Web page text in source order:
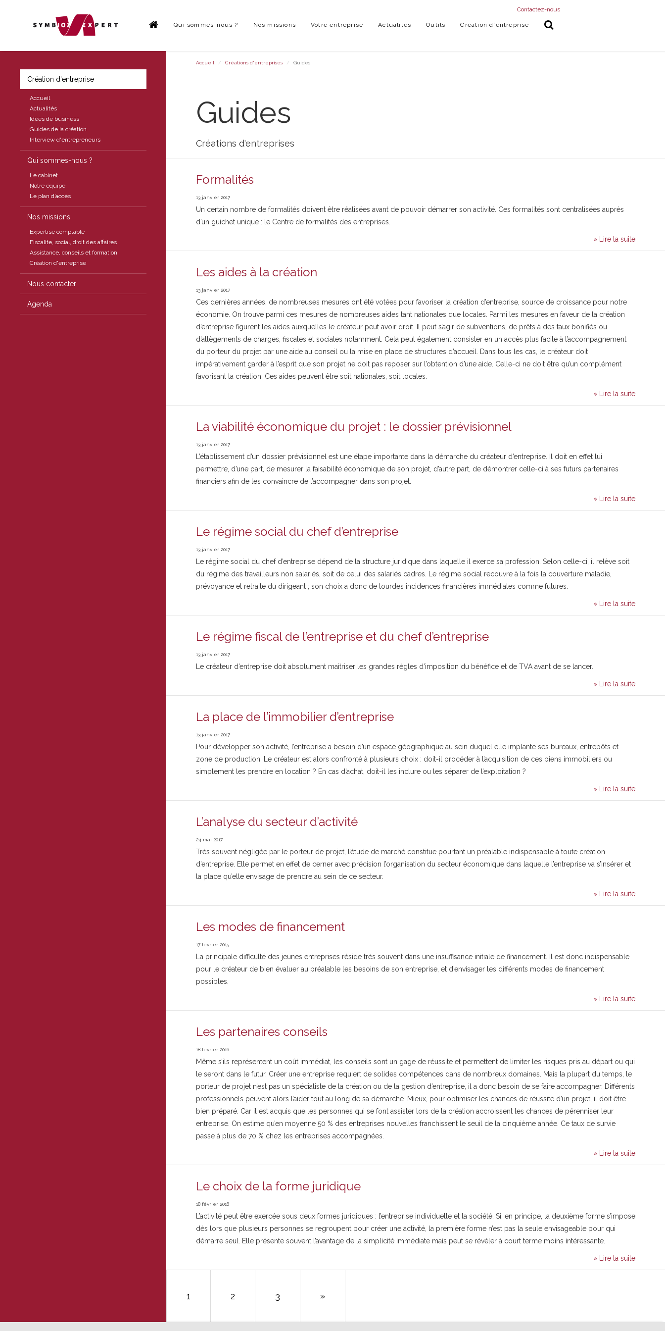
Qui sommes-nous ? Nos missions Votre entreprise Actualités Outils Création d'entreprise
Contactez-nous
Création d'entreprise
Accueil
Actualités
Idées de business
Guides de la création
Interview d'entrepreneurs
Qui sommes-nous ?
Le cabinet
Notre équipe
Le plan d’accès
Nos missions
Expertise comptable
Fiscalite, social, droit des affaires
Assistance, conseils et formation
Création d'entreprise
Nous contacter
Agenda
Accueil Créations d'entreprises Guides
Guides
Créations d'entreprises
Formalités
13 janvier 2017
Un certain nombre de formalités doivent être réalisées avant de pouvoir démarrer son activité. Ces formalités sont centralisées auprès
d’un guichet unique : le Centre de formalités des entreprises.
» Lire la suite
Les aides à la création
13 janvier 2017
Ces dernières années, de nombreuses mesures ont été votées pour favoriser la création d’entreprise, source de croissance pour notre
économie. On trouve parmi ces mesures de nombreuses aides tant nationales que locales. Parmi les mesures en faveur de la création
d’entreprise figurent les aides auxquelles le créateur peut avoir droit. Il peut s’agir de subventions, de prêts à des taux bonifiés ou
d’allègements de charges, fiscales et sociales notamment. Cela peut également consister en un accès plus facile à l’accompagnement
du porteur du projet par une aide au conseil ou la mise en place de structures d’accueil. Dans tous les cas, le créateur doit
impérativement garder à l’esprit que son projet ne doit pas reposer sur l’obtention d’une aide. Celle-ci ne doit être qu’un complément
favorisant la création. Ces aides peuvent être soit nationales, soit locales.
» Lire la suite
La viabilité économique du projet : le dossier prévisionnel
13 janvier 2017
L’établissement d’un dossier prévisionnel est une étape importante dans la démarche du créateur d’entreprise. Il doit en effet lui
permettre, d’une part, de mesurer la faisabilité économique de son projet, d’autre part, de démontrer celle-ci à ses futurs partenaires
financiers afin de les convaincre de l’accompagner dans son projet.
» Lire la suite
Le régime social du chef d’entreprise
13 janvier 2017
Le régime social du chef d’entreprise dépend de la structure juridique dans laquelle il exerce sa profession. Selon celle-ci, il relève soit
du régime des travailleurs non salariés, soit de celui des salariés cadres. Le régime social recouvre à la fois la couverture maladie,
prévoyance et retraite du dirigeant ; son choix a donc de lourdes incidences financières immédiates comme futures.
» Lire la suite
Le régime fiscal de l’entreprise et du chef d’entreprise
13 janvier 2017
Le créateur d’entreprise doit absolument maîtriser les grandes règles d’imposition du bénéfice et de TVA avant de se lancer.
» Lire la suite
La place de l’immobilier d’entreprise
13 janvier 2017
Pour développer son activité, l’entreprise a besoin d’un espace géographique au sein duquel elle implante ses bureaux, entrepôts et
zone de production. Le créateur est alors confronté à plusieurs choix : doit-il procéder à l’acquisition de ces biens immobiliers ou
simplement les prendre en location ? En cas d’achat, doit-il les inclure ou les séparer de l’exploitation ?
» Lire la suite
L’analyse du secteur d’activité
24 mai 2017
Très souvent négligée par le porteur de projet, l’étude de marché constitue pourtant un préalable indispensable à toute création
d’entreprise. Elle permet en effet de cerner avec précision l’organisation du secteur économique dans laquelle l’entreprise va s’insérer et
la place qu’elle envisage de prendre au sein de ce secteur.
» Lire la suite
Les modes de financement
17 février 2015
La principale difficulté des jeunes entreprises réside très souvent dans une insuffisance initiale de financement. Il est donc indispensable
pour le créateur de bien évaluer au préalable les besoins de son entreprise, et d’envisager les différents modes de financement
possibles.
» Lire la suite
Les partenaires conseils
18 février 2016
Même s’ils représentent un coût immédiat, les conseils sont un gage de réussite et permettent de limiter les risques pris au départ ou qui
le seront dans le futur. Créer une entreprise requiert de solides compétences dans de nombreux domaines. Mais la plupart du temps, le
porteur de projet n’est pas un spécialiste de la création ou de la gestion d’entreprise, il a donc besoin de se faire accompagner. Différents
professionnels peuvent alors l’aider tout au long de sa démarche. Mieux, pour optimiser les chances de réussite d’un projet, il doit être
bien préparé. Car il est acquis que les personnes qui se font assister lors de la création accroissent les chances de pérenniser leur
entreprise. On estime qu’en moyenne 50 % des entreprises nouvelles franchissent le seuil de la cinquième année. Ce taux de survie
passe à plus de 70 % chez les entreprises accompagnées.
» Lire la suite
Le choix de la forme juridique
18 février 2016
L’activité peut être exercée sous deux formes juridiques : l’entreprise individuelle et la société. Si, en principe, la deuxième forme s’impose
dès lors que plusieurs personnes se regroupent pour créer une activité, la première forme n’est pas la seule envisageable pour qui
démarre seul. Elle présente souvent l’avantage de la simplicité immédiate mais peut se révéler à court terme moins intéressante.
» Lire la suite
1 2 3 »